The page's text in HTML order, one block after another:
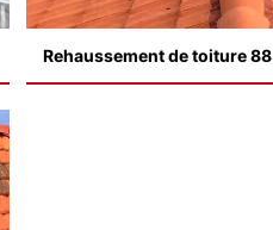
Rehaussement de toiture 88